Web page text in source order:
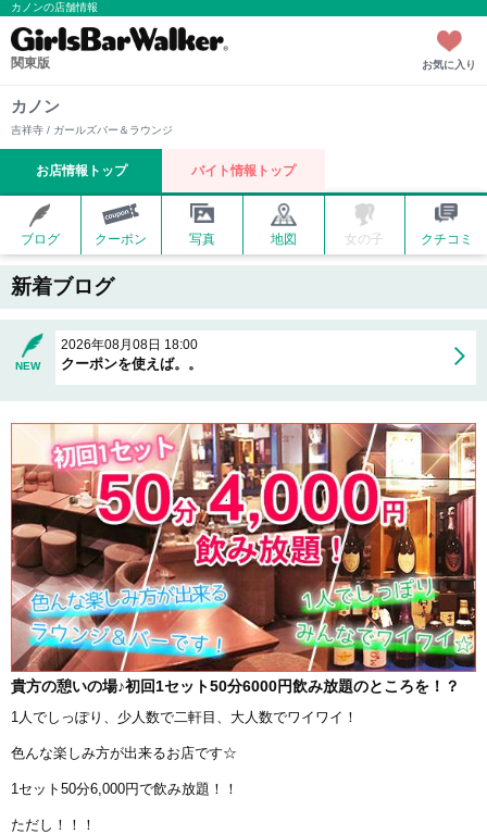
カノンの店舗情報
関東版 お気に入り
カノン
吉祥寺 / ガールズバー＆ラウンジ
お店情報トップ バイト情報トップ
ブログ クーポン 写真 地図 女の子 クチコミ
新着ブログ
NEW
2026年08月08日 18:00
クーポンを使えば。。
貴方の憩いの場♪初回1セット50分6000円飲み放題のところを！？
1人でしっぽり、少人数で二軒目、大人数でワイワイ！
色んな楽しみ方が出来るお店です☆
1セット50分6,000円で飲み放題！！
ただし！！！